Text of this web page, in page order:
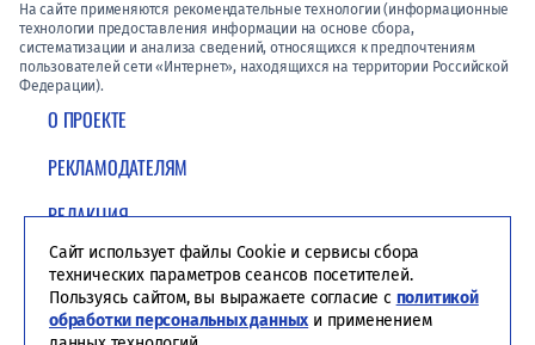
О ПРОЕКТЕ
РЕКЛАМОДАТЕЛЯМ
РЕДАКЦИЯ
ПОЛИТИКА КОНФИДЕНЦИАЛЬНОСТИ
На сайте применяются рекомендательные технологии (информационные
технологии предоставления информации на основе сбора,
систематизации и анализа сведений, относящихся к предпочтениям
пользователей сети «Интернет», находящихся на территории Российской
Федерации).
Сайт использует файлы Cookie и сервисы сбора
технических параметров сеансов посетителей.
Пользуясь сайтом, вы выражаете согласие с политикой
обработки персональных данных и применением